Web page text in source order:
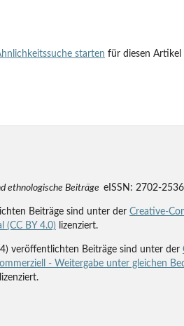
starten für diesen Artikel
ethnologische Beiträge eISSN: 2702-2536
Beiträge sind unter der Creative-
(CC BY 4.0) lizenziert.
veröffentlichten Beiträge sind unter der
- Weitergabe unter gleichen
lizenziert.